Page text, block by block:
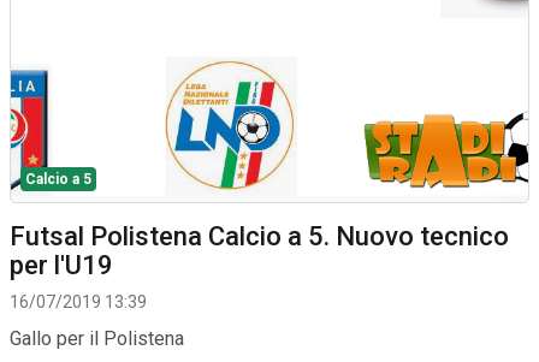
Calcio a 5
Futsal Polistena Calcio a 5. Nuovo tecnico
per l'U19
16/07/2019 13:39
Gallo per il Polistena